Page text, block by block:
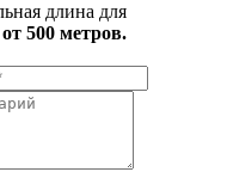
длина для
от 500 метров.